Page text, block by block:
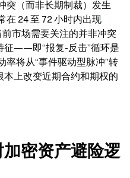
突（而非长期制裁）发生
在 24 至 72 小时内出现
市场需要关注的并非冲突
征——即“报复-反击”循环是
率将从“事件驱动型脉冲”转
本上改变近期合约和期权的
加密资产避险逻